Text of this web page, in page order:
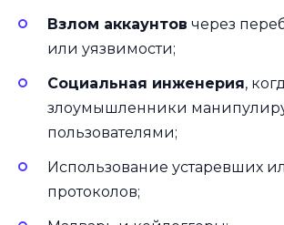
Взлом аккаунтов через
или уязвимости;
Социальная инженерия,
злоумышленники
пользователями;
Использование устаревших
протоколов;